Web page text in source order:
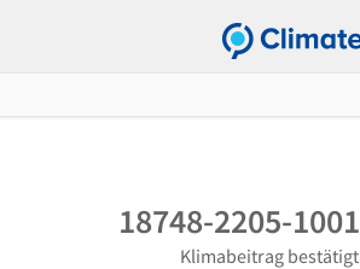
18748-2205-1001
Klimabeitrag bestätigt